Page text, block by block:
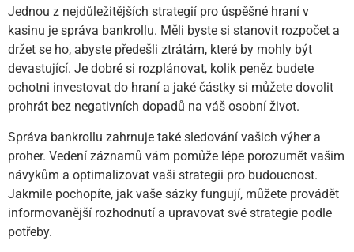
Jednou z nejdůležitějších strategií pro úspěšné hraní v
kasinu je správa bankrollu. Měli byste si stanovit rozpočet a
držet se ho, abyste předešli ztrátám, které by mohly být
devastující. Je dobré si rozplánovat, kolik peněz budete
ochotni investovat do hraní a jaké částky si můžete dovolit
prohrát bez negativních dopadů na váš osobní život.
Správa bankrollu zahrnuje také sledování vašich výher a
proher. Vedení záznamů vám pomůže lépe porozumět vašim
návykům a optimalizovat vaši strategii pro budoucnost.
Jakmile pochopíte, jak vaše sázky fungují, můžete provádět
informovanější rozhodnutí a upravovat své strategie podle
potřeby.